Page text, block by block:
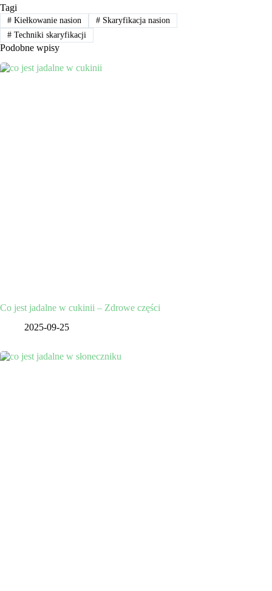
Tagi
#Kiełkowanie nasion #Skaryfikacja nasion
#Techniki skaryfikacji
Podobne wpisy
Co jest jadalne w cukinii – Zdrowe części
2025-09-25